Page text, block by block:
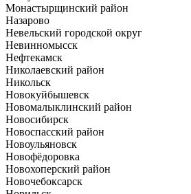
Монастырщинский район
Назарово
Невельский городской округ
Невинномысск
Нефтекамск
Николаевский район
Никольск
Новокуйбышевск
Новомалыклинский район
Новосибирск
Новоспасский район
Новоульяновск
Новофёдоровка
Новохоперский район
Новочебоксарск